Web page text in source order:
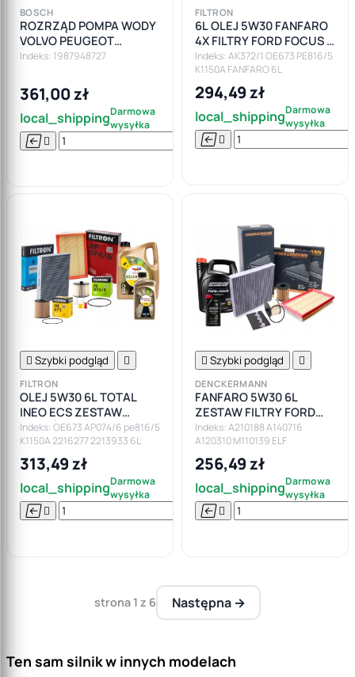
BOSCH
ROZRZĄD POMPA WODY
VOLVO PEUGEOT
CITROEN FORD S-MAX
Indeks: 1987948727
361,00 zł
local_shippingDarmowa
wysyłka
  

Do
FILTRON
6L OLEJ 5W30 FANFARO
4X FILTRY FORD FOCUS II
MK2 CMAX 2.0TDCI
VOLVO
Indeks: AK372/1 OE673 PE816/5
K1150A FANFARO 6L
294,49 zł
local_shippingDarmowa
wysyłka
 
 Szybki podgląd 
FILTRON
OLEJ 5W30 6L TOTAL
INEO ECS ZESTAW
FILTRÓW FORD FOCUS II
MK2 CMAX 2.0TDCI
Indeks: OE673 AP074/6 pe816/5
K1150A 2216277 2213933 6L
313,49 zł
local_shippingDarmowa
wysyłka
  

 Szybki podgląd 
DENCKERMANN
FANFARO 5W30 6L
ZESTAW FILTRY FORD
FOCUS II CMAX 2.0TDCI
VOLVO C30 S40 V50
Indeks: A210188 A140716
A120310 M110139 ELF
256,49 zł
local_shippingDarmowa
wysyłka
 
strona 1 z 6 Następna →
Ten sam silnik w innych modelach